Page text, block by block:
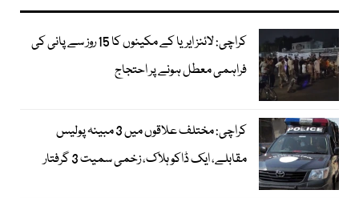
کراچی: لائنز ایریا کے مکینوں کا 15 روز سے پانی کی
فراہمی معطل ہونے پر احتجاج
کراچی: مختلف علاقوں میں 3 مبینہ پولیس
مقابلے، ایک ڈاکو ہلاک، زخمی سمیت 3 گرفتار